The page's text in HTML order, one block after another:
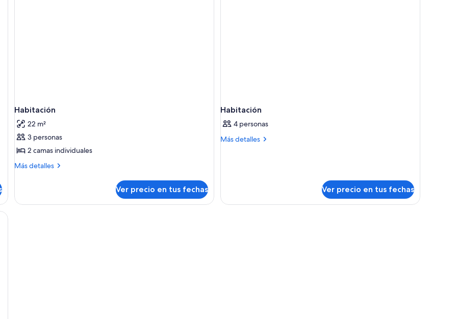
Habitación
22 m²
3 personas
2 camas individuales
Más detalles
Más
Ver precio en tus fechas
Habitación
4 personas
Más detalles
Más
Ver precio en tus fechas